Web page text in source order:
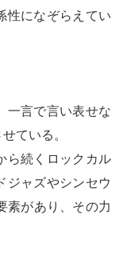
性になぞらえてい
一言で言い表せな
ている。
ら続くロックカル
ジャズやシンセウ
素があり、その力